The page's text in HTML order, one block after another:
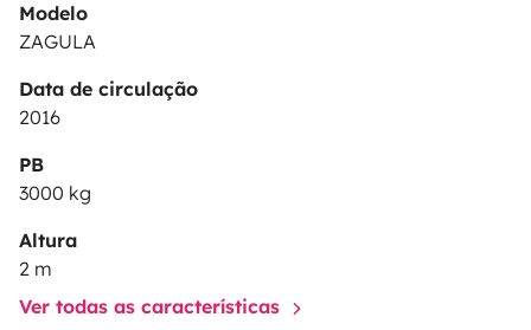
Modelo
ZAGULA
Data de circulação
2016
PB
3000 kg
Altura
2 m
Ver todas as características